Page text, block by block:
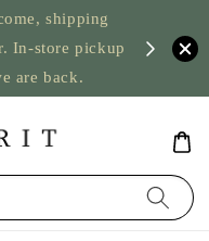
shipping
In-store pickup
are back.
US